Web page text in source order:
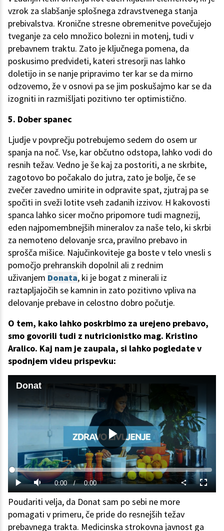
vzrok za slabšanje splošnega zdravstvenega stanja
prebivalstva. Kronične stresne obremenitve povečujejo
tveganje za celo množico bolezni in motenj, tudi v
prebavnem traktu. Zato je ključnega pomena, da
poskusimo predvideti, kateri stresorji nas lahko
doletijo in se nanje pripravimo ter kar se da mirno
odzovemo, že v osnovi pa se jim poskušajmo kar se da
izogniti in razmišljati pozitivno ter optimistično.
5. Dober spanec
Ljudje v povprečju potrebujemo sedem do osem ur
spanja na noč. Vse, kar občutno odstopa, lahko vodi do
resnih težav. Vedno je še kaj za postoriti, a ne skrbite,
zagotovo bo počakalo do jutra, zato je bolje, če se
zvečer zavedno umirite in odpravite spat, zjutraj pa se
spočiti in sveži lotite vseh zadanih izzivov. H kakovosti
spanca lahko sicer močno pripomore tudi magnezij,
eden najpomembnejših mineralov za naše telo, ki skrbi
za nemoteno delovanje srca, pravilno prebavo in
sprošča mišice. Najučinkoviteje ga boste v telo vnesli s
pomočjo prehranskih dopolnil ali z rednim
uživanjem Donata, ki je bogat z minerali iz
raztapljajočih se kamnin in zato pozitivno vpliva na
delovanje prebave in celostno dobro počutje.
O tem, kako lahko poskrbimo za urejeno prebavo,
smo govorili tudi z nutricionistko mag. Kristino
Aralico. Kaj nam je zaupala, si lahko pogledate v
spodnjem videu prispevku:
Donat
Predvajaj
Predvajaj
Tiho Current
Time
0:00 / Duration
0:00
Loaded:
0%
način
Poudariti velja, da Donat sam po sebi ne more
pomagati v primeru, če pride do resnejših težav
prebavnega trakta. Medicinska strokovna javnost ga